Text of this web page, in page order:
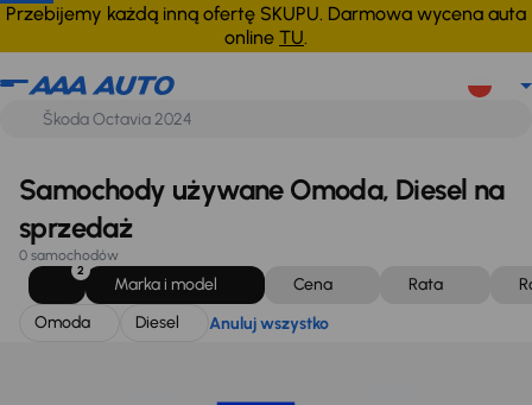
Przebijemy każdą inną ofertę SKUPU. Darmowa wycena auta
online TU.
Omoda Diesel Anuluj wszystko
Samochody używane Omoda, Diesel na
sprzedaż
0 samochodów
2
Marka i model Cena Rata
Omoda
Diesel Anuluj wszystko